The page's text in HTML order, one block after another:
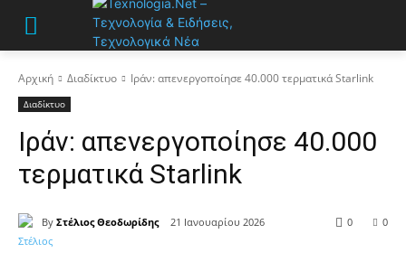
Αρχική Διαδίκτυο Ιράν: απενεργοποίησε 40.000 τερματικά Starlink
Διαδίκτυο
Ιράν: απενεργοποίησε 40.000
τερματικά Starlink
By Στέλιος Θεοδωρίδης 21 Ιανουαρίου 2026 0
0